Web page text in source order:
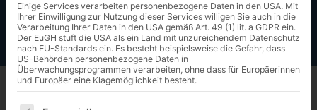
Einige Services verarbeiten personenbezogene Daten in den USA. Mit
Ihrer Einwilligung zur Nutzung dieser Services willigen Sie auch in die
Verarbeitung Ihrer Daten in den USA gemäß Art. 49 (1) lit. a GDPR ein.
Der EuGH stuft die USA als ein Land mit unzureichendem Datenschutz
nach EU-Standards ein. Es besteht beispielsweise die Gefahr, dass
US-Behörden personenbezogene Daten in
Überwachungsprogrammen verarbeiten, ohne dass für Europäerinnen
und Europäer eine Klagemöglichkeit besteht.